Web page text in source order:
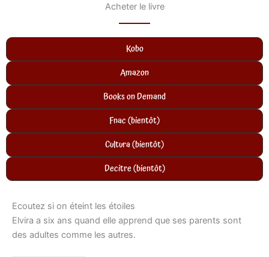
Acheter le livre
Kobo
Amazon
Books on Demand
Fnac (bientôt)
Cultura (bientôt)
Decitre (bientôt)
Ecoutez si on éteint les étoiles
Elvira a six ans quand elle apprend que ses parents sont
des adultes comme les autres.